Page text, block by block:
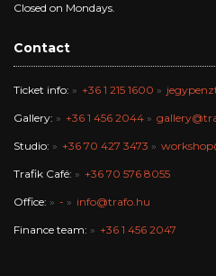
Closed on Mondays.
Contact
Ticket info: +36 1 215 1600
Gallery: +36 1 456 2044
Studio: +36 70 427 3473
Trafik Café: +36 70 576 8055
Office: - info@trafo.hu
Finance team: +36 1 456 2047